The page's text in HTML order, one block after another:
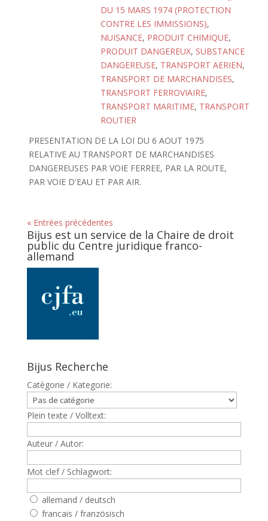
DU 15 MARS 1974 (PROTECTION
CONTRE LES IMMISSIONS),
NUISANCE, PRODUIT CHIMIQUE,
PRODUIT DANGEREUX, SUBSTANCE
DANGEREUSE, TRANSPORT AERIEN,
TRANSPORT DE MARCHANDISES,
TRANSPORT FERROVIAIRE,
TRANSPORT MARITIME, TRANSPORT
ROUTIER
PRESENTATION DE LA LOI DU 6 AOUT 1975
RELATIVE AU TRANSPORT DE MARCHANDISES
DANGEREUSES PAR VOIE FERREE, PAR LA ROUTE,
PAR VOIE D'EAU ET PAR AIR.
« Entrées précédentes
Bijus est un service de la Chaire de droit
public du Centre juridique franco-
allemand
Bijus Recherche
Catègorie / Kategorie:
Plein texte / Volltext:
Auteur / Autor:
Mot clef / Schlagwort:
allemand / deutsch
francais / französisch